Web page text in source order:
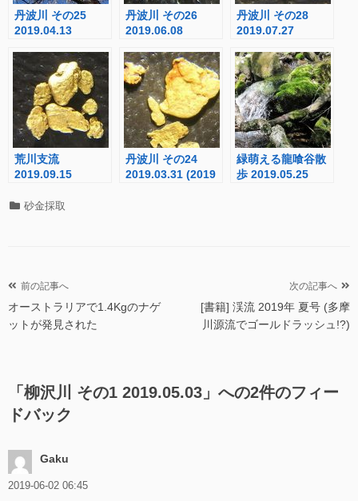
丹波川 その25
2019.04.13
丹波川 その26
2019.06.08
丹波川 その28
2019.07.27
荒川支流
2019.09.15
丹波川 その24
2019.03.31 (2019
緑萌える龍喰谷散
歩 2019.05.25
カ 砂金採取
投
稿
ナ
シ
ョ
ン
前の記事へ
オーストラリアで1.4Kgのナゲ
ットが発見された
次の記事へ
[書籍] 渓流 2019年 夏号 (多摩
川源流でゴールドラッシュ!?)
「 柳沢川 その1 2019.05.03 」への2件のフィー
ドバック
Gaku
2019-06-02 06:45